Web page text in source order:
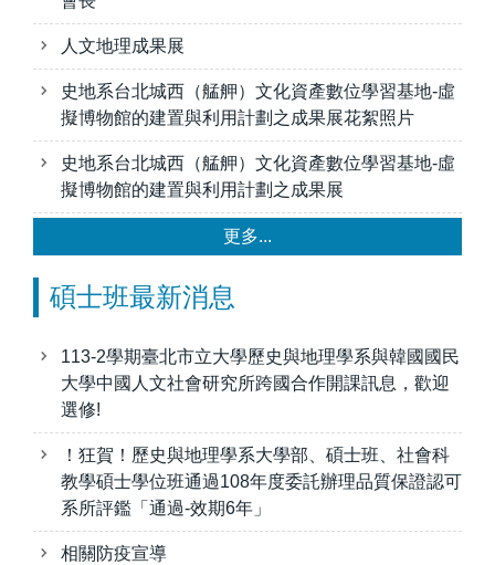
人文地理成果展
史地系台北城西（艋舺）文化資產數位學習基地-虛
擬博物館的建置與利用計劃之成果展花絮照片
史地系台北城西（艋舺）文化資產數位學習基地-虛
擬博物館的建置與利用計劃之成果展
更多...
碩士班最新消息
113-2學期臺北市立大學歷史與地理學系與韓國國民
大學中國人文社會研究所跨國合作開課訊息，歡迎
選修!
！狂賀！歷史與地理學系大學部、碩士班、社會科
教學碩士學位班通過108年度委託辦理品質保證認可
系所評鑑「通過-效期6年」
相關防疫宣導